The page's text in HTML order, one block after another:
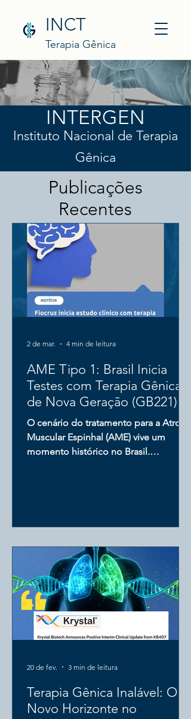
INCT
Terapia Gênica
INTERGEN
Instituto Nacional de Terapia
Gênica
Publicações
Recentes
AME Tipo 1: Brasil Inicia
Testes com Terapia Gênica
de Nova Geração (GB221)
O cenário do tratamento para a Atrofia
Muscular Espinhal (AME) vive um
momento histórico no Brasil.
objetivo de oferecer uma alternativa
potencialmente mais eficaz e, acima
de tudo, sustentável para o nosso
sistema de saúde. Entendendo a AME
e o Desafio Genético A Atrofia Muscul
2 de mar. 4 min de leitura
Terapia Gênica Inalável: O
Novo Horizonte no
20 de fev. 3 min de leitura